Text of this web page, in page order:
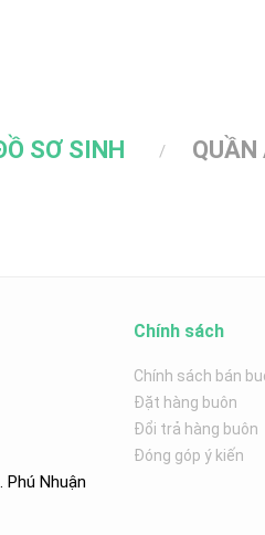
SƠ SINH QUẦN
Phú Nhuận
Chính sách
Chính sách bán
Đặt hàng buôn
Đổi trả hàng buôn
Đóng góp ý kiến